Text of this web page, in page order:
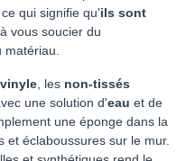
ce qui signifie qu'ils sont
vous soucier du
matériau.
, les non-tissés
une solution d'eau et de
une éponge dans la
et éclaboussures sur le mur.